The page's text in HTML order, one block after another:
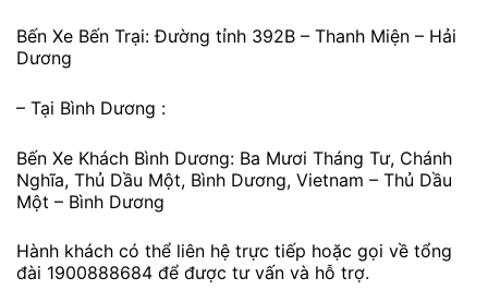
Bến Xe Bến Trại: Đường tỉnh 392B – Thanh Miện – Hải
Dương
– Tại Bình Dương :
Bến Xe Khách Bình Dương: Ba Mươi Tháng Tư, Chánh
Nghĩa, Thủ Dầu Một, Bình Dương, Vietnam – Thủ Dầu
Một – Bình Dương
Hành khách có thể liên hệ trực tiếp hoặc gọi về tổng
đài 1900888684 để được tư vấn và hỗ trợ.